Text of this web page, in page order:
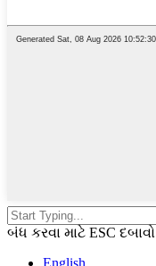
બંધ કરવા માટે ESC દબાવો
English